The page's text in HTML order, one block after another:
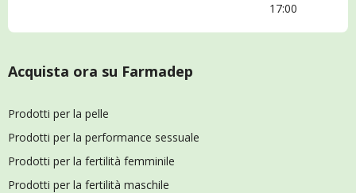
17:00
Acquista ora su Farmadep
Prodotti per la pelle
Prodotti per la performance sessuale
Prodotti per la fertilità femminile
Prodotti per la fertilità maschile